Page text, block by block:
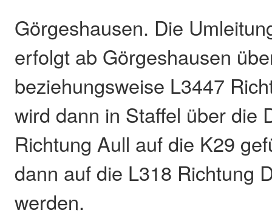
Görgeshausen. Die
erfolgt ab Görgeshausen
beziehungsweise L3447
wird dann in Staffel über die
Richtung Aull auf die K29
dann auf die L318 Richtung
werden.